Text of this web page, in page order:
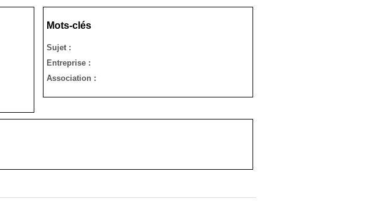
Mots-clés
Sujet :
Entreprise :
Association :